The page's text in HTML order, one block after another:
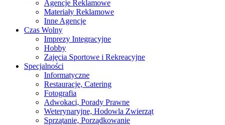
Agencje Reklamowe
Materiały Reklamowe
Inne Agencje
Czas Wolny
Imprezy Integracyjne
Hobby
Zajęcia Sportowe i Rekreacyjne
Specjalności
Informatyczne
Restauracje, Catering
Fotografia
Adwokaci, Porady Prawne
Weterynaryjne, Hodowla Zwierząt
Sprzątanie, Porządkowanie